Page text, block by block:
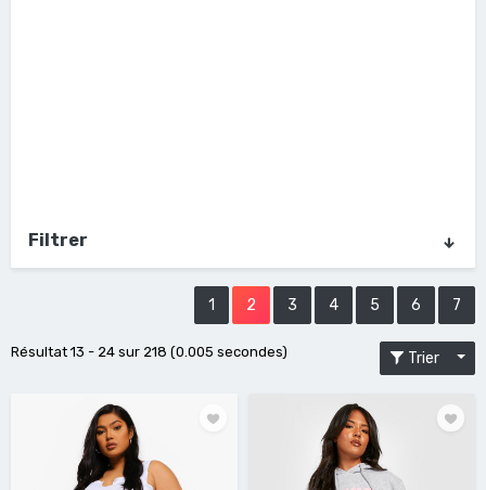
Filtrer
1 2 3 4 5 6 7
Résultat 13 - 24 sur 218 (0.005 secondes) Trier